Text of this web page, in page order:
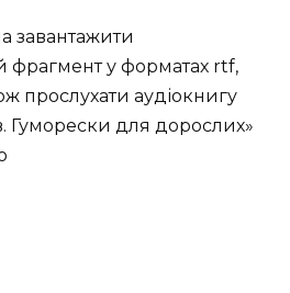
завантажити
у форматах rtf,
прослухати аудіокнигу
Гуморески для дорослих»